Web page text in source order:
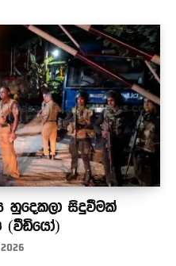
හුදෙකලා සිදුවීමක්
(වීඩියෝ)